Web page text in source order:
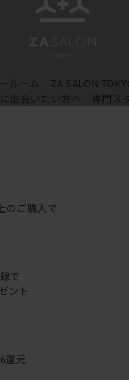
ルーム ZA SALON
出会いたい方へ 専門ス
のご購入で
で
ント
還元